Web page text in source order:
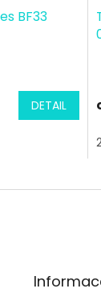
BF33
DETAIL